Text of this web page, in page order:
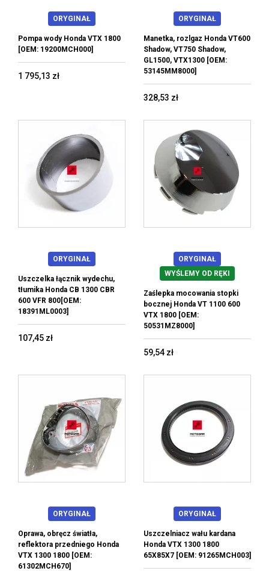
ORYGINAŁ
Pompa wody Honda VTX 1800
[OEM: 19200MCH000]
1 795,13 zł
ORYGINAŁ
Manetka, rozlgaz Honda VT600
Shadow, VT750 Shadow,
GL1500, VTX1300 [OEM:
53145MM8000]
328,53 zł
ORYGINAŁ
Uszczelka łącznik wydechu,
tłumika Honda CB 1300 CBR
600 VFR 800[OEM:
18391ML0003]
107,45 zł
ORYGINAŁ
WYŚLEMY OD RĘKI
Zaślepka mocowania stopki
bocznej Honda VT 1100 600
VTX 1800 [OEM:
50531MZ8000]
59,54 zł
ORYGINAŁ
Oprawa, obręcz światła,
reflektora przedniego Honda
VTX 1300 1800 [OEM:
61302MCH670]
ORYGINAŁ
Uszczelniacz wału kardana
Honda VTX 1300 1800
65X85X7 [OEM: 91265MCH003]